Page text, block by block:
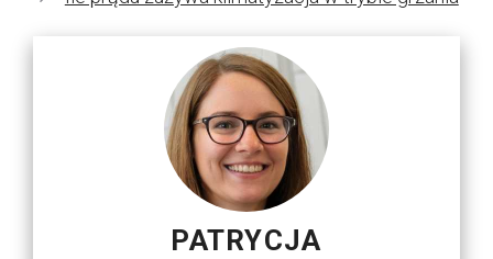
PATRYCJA